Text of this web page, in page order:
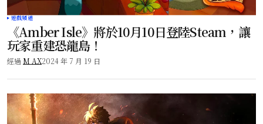
遊戲頻道
《Amber Isle》將於10月10日登陸Steam，讓
玩家重建恐龍島！
經過 M AX2024 年 7 月 19 日